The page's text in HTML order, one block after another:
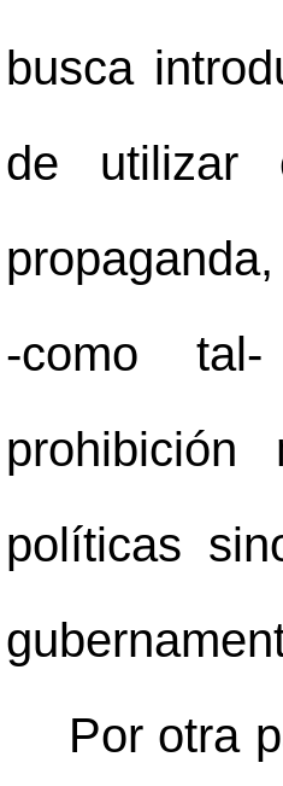
busca
de utilizar
-como
políticas
Por otra